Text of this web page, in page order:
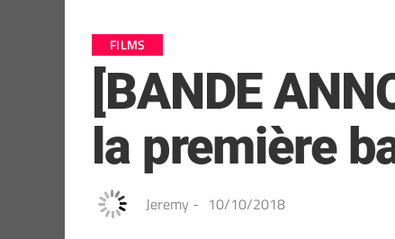
FILMS
[BANDE
la première
Jeremy - 10/10/2018